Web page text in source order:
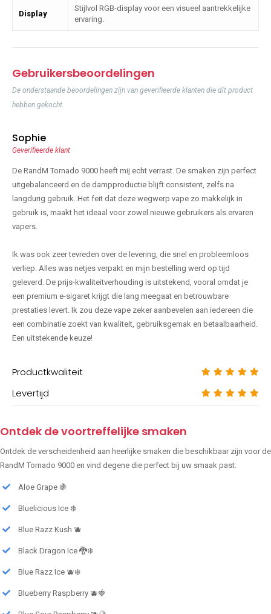
Display
Stijlvol RGB-display voor een visueel aantrekkelijke
ervaring.
Gebruikersbeoordelingen
De onderstaande beoordelingen zijn van geverifieerde klanten die dit product
hebben gekocht.
Sophie
Geverifieerde klant
De RandM Tornado 9000 heeft mij echt verrast. De smaken zijn perfect
uitgebalanceerd en de dampproductie blijft consistent, zelfs na
langdurig gebruik. Het feit dat deze wegwerp vape zo makkelijk in
gebruik is, maakt het ideaal voor zowel nieuwe gebruikers als ervaren
vapers.
Ik was ook zeer tevreden over de levering, die snel en probleemloos
verliep. Alles was netjes verpakt en mijn bestelling werd op tijd
geleverd. De prijs-kwaliteitverhouding is uitstekend, vooral omdat je
een premium e-sigaret krijgt die lang meegaat en betrouwbare
prestaties levert. Ik zou deze vape zeker aanbevelen aan iedereen die
een combinatie zoekt van kwaliteit, gebruiksgemak en betaalbaarheid.
Een uitstekende keuze!
Productkwaliteit
Levertijd
Ontdek de voortreffelijke smaken
Ontdek de verscheidenheid aan heerlijke smaken die beschikbaar zijn voor de
RandM Tornado 9000 en vind degene die perfect bij uw smaak past:
Aloe Grape 🍇
Bluelicious Ice ❄️
Blue Razz Kush 🫐
Black Dragon Ice 🐉❄️
Blue Razz Ice 🫐❄️
Blueberry Raspberry 🫐🍓